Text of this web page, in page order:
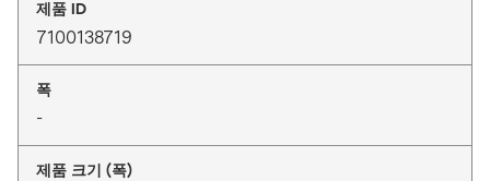
제품 ID
7100138719
폭
-
제품 크기 (폭)